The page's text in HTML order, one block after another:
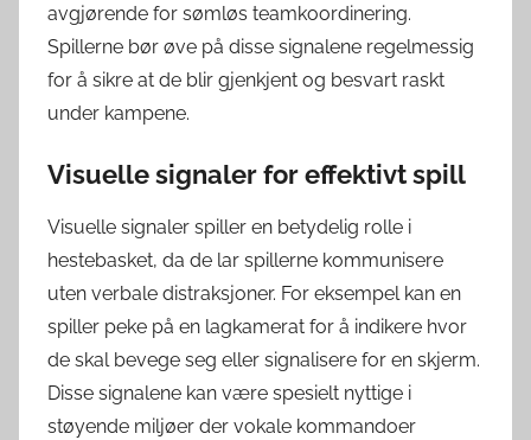
avgjørende for sømløs teamkoordinering.
Spillerne bør øve på disse signalene regelmessig
for å sikre at de blir gjenkjent og besvart raskt
under kampene.
Visuelle signaler for effektivt spill
Visuelle signaler spiller en betydelig rolle i
hestebasket, da de lar spillerne kommunisere
uten verbale distraksjoner. For eksempel kan en
spiller peke på en lagkamerat for å indikere hvor
de skal bevege seg eller signalisere for en skjerm.
Disse signalene kan være spesielt nyttige i
støyende miljøer der vokale kommandoer